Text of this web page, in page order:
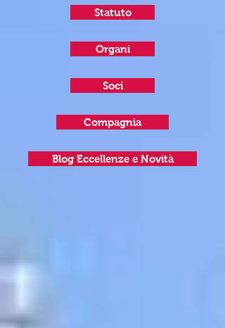
Statuto
Organi
Soci
Compagnia
Blog Eccellenze e Novità